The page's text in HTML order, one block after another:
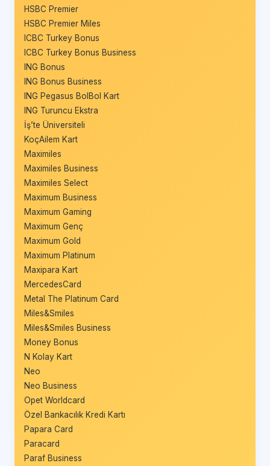
HSBC Premier
HSBC Premier Miles
ICBC Turkey Bonus
ICBC Turkey Bonus Business
ING Bonus
ING Bonus Business
ING Pegasus BolBol Kart
ING Turuncu Ekstra
İş’te Üniversiteli
KoçAilem Kart
Maximiles
Maximiles Business
Maximiles Select
Maximum Business
Maximum Gaming
Maximum Genç
Maximum Gold
Maximum Platinum
Maxipara Kart
MercedesCard
Metal The Platinum Card
Miles&Smiles
Miles&Smiles Business
Money Bonus
N Kolay Kart
Neo
Neo Business
Opet Worldcard
Özel Bankacılık Kredi Kartı
Papara Card
Paracard
Paraf Business